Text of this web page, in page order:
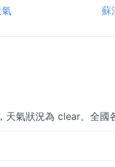
蘇
氣狀況為 clear。全國